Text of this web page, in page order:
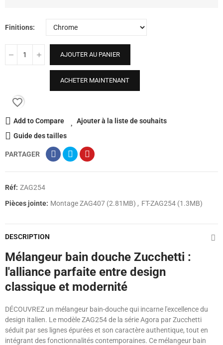
Finitions
AJOUTER AU PANIER
ACHETER MAINTENANT
favorite_border
Add to Compare
Ajouter à la liste de souhaits
Guide des tailles
PARTAGER
Réf: ZAG254
Pièces jointe: Montage ZAG407 (2.81MB) FT-ZAG254 (1.3MB)
DESCRIPTION
Mélangeur bain douche Zucchetti :
l'alliance parfaite entre design
classique et modernité
DÉCOUVREZ un mélangeur bain-douche qui incarne l'excellence du
design italien. Le modèle ZAG254 de la série Agora par Zucchetti
séduit par ses lignes épurées et son caractère authentique, tout en
intégrant des fonctionnalités contemporaines. Ce mélangeur bain